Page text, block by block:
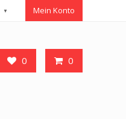
▼ Mein Konto
0 0